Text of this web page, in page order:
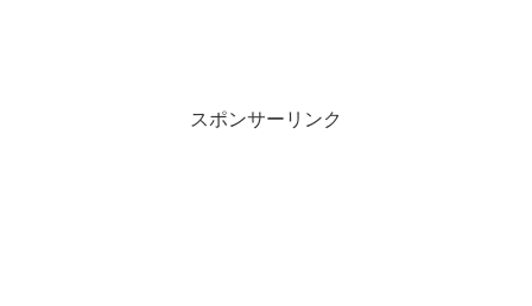
スポンサーリンク